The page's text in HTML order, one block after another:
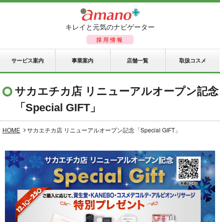
キレイと元気のナビゲーター
採用情報
サービス案内 事業案内 店舗一覧 取扱コスメ
サカエチカ店 リニューアルオープン記念
「Special GIFT」
HOME サカエチカ店 リニューアルオープン記念「Special GIFT」